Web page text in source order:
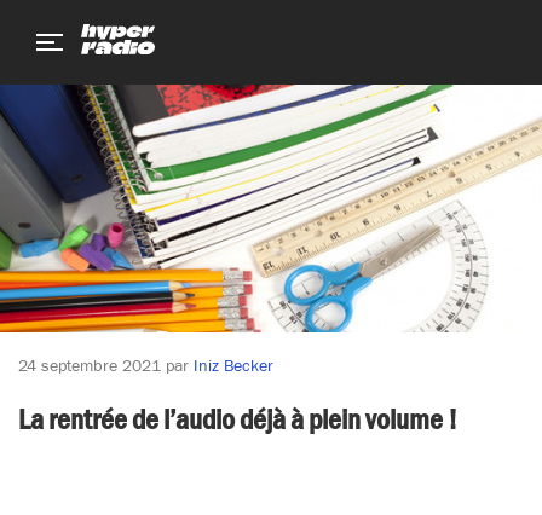
page
24 septembre 2021 par Iniz Becker
La rentrée de l’audio déjà à plein volume !